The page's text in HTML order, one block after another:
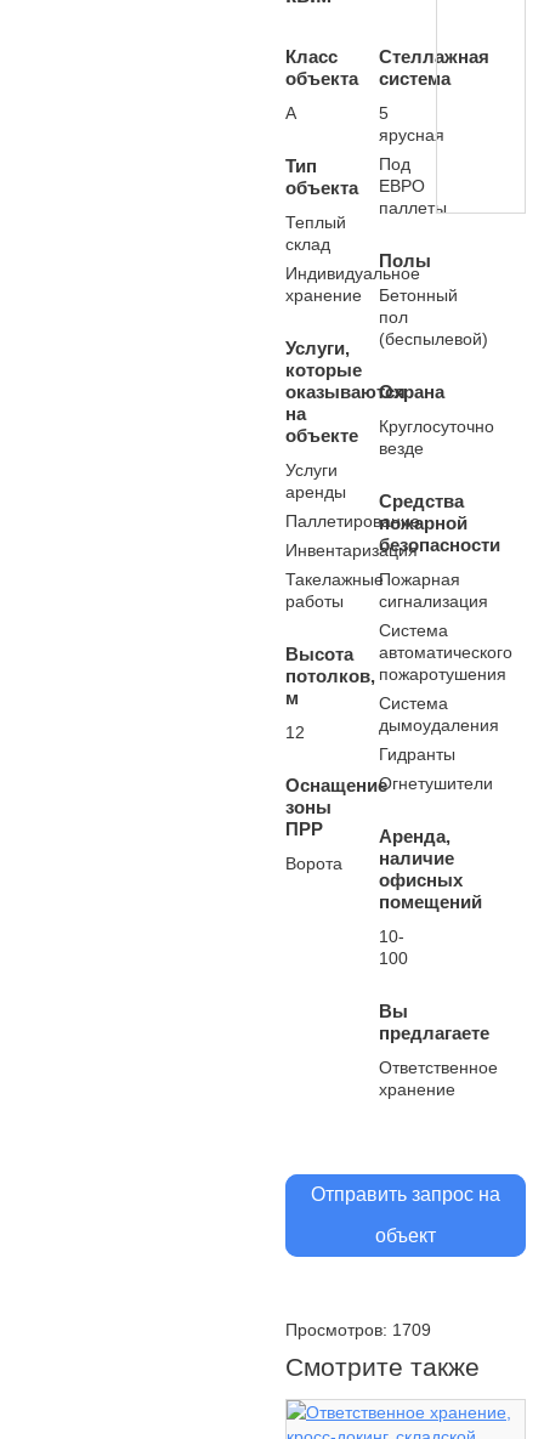
Класс
объекта
А
Тип
объекта
Теплый
склад
Индивидуальное
хранение
Услуги,
которые
оказываются
на
объекте
Услуги
аренды
Паллетирование
Инвентаризация
Такелажные
работы
Высота
потолков,
м
12
Оснащение
зоны
ПРР
Ворота
Стеллажная
система
5
ярусная
Под
ЕВРО
паллеты
Полы
Бетонный
пол
(беспылевой)
Охрана
Круглосуточно
везде
Средства
пожарной
безопасности
Пожарная
сигнализация
Система
автоматического
пожаротушения
Система
дымоудаления
Гидранты
Огнетушители
Аренда,
наличие
офисных
помещений
10-
100
Вы
предлагаете
Ответственное
хранение
Отправить запрос на
объект
Просмотров: 1709
Смотрите также